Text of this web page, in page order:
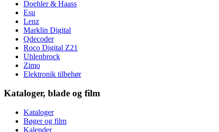
Doehler & Haass
Esu
Lenz
Marklin Digital
Qdecoder
Roco Digital Z21
Uhlenbrock
Zimo
Elektronik tilbehør
Kataloger, blade og film
Kataloger
Bøger og film
Kalender